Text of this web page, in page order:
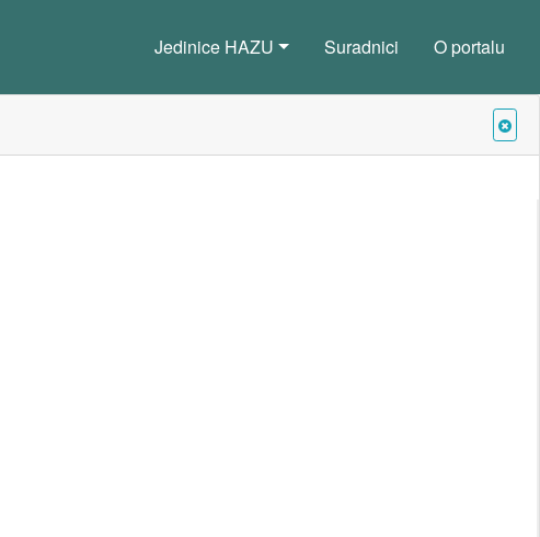
Jedinice HAZU Suradnici O portalu